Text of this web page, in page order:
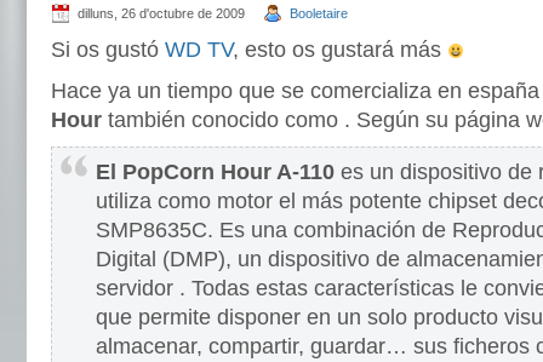
dilluns, 26 d'octubre de 2009 Booletaire
Si os gustó WD TV, esto os gustará más
Hace ya un tiempo que se comercializa en
Hour también conocido como . Según su página
El PopCorn Hour A-110 es un dispositivo de
utiliza como motor el más potente chipset
SMP8635C. Es una combinación de
Digital (DMP), un dispositivo de
servidor . Todas estas características le
que permite disponer en un solo producto
almacenar, compartir, guardar… sus ficheros